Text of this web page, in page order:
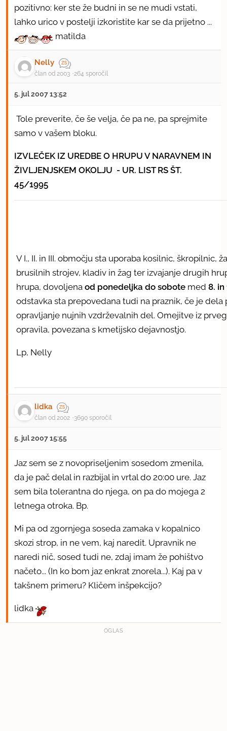
pozitivno: ker ste že budni in se ne mudi vstati,
lahko urico v postelji izkoristite kar se da prijetno ...
matilda
Nelly
član od 2003 264 sporočil
5. jul 2007 13:52
Tole preverite, če še velja, če pa ne, pa sprejmite
samo v vašem bloku.
IZVLEČEK IZ UREDBE O HRUPU V NARAVNEM IN
ŽIVLJENJSKEM OKOLJU - UR. LIST RS ŠT.
45/1995
V I., II. in III. območju sta uporaba kosilnic,
brusilnih strojev, kladiv in žag ter izvajanje drugih
hrupa, dovoljena od ponedeljka do sobote med 8. in
odstavka sta prepovedana tudi na praznik, če je
opravljanje nujnih vzdrževalnih del. Omejitve iz
opravila, povezana s kmetijsko dejavnostjo.
Lp, Nelly
lidka
član od 2002 3690 sporočil
5. jul 2007 15:55
Jaz sem se z novopriseljenim sosedom zmenila,
da je pač delal in razbijal in vrtal do 20:00 ure. Jaz
sem bila tolerantna do njega, on pa do mojega 2
letnega otroka. Bp.
Mi pa od zgornjega soseda zamaka v kopalnico
skozi strop, in ne vem, kaj naredit. Upravnik ne
naredi nič, sosed tudi ne, zdaj imam že pohištvo
načeto... (In ko bom jaz enkrat znorela...). Kaj pa v
takšnem primeru? Kličem inšpekcijo?
lidka
OGLAS